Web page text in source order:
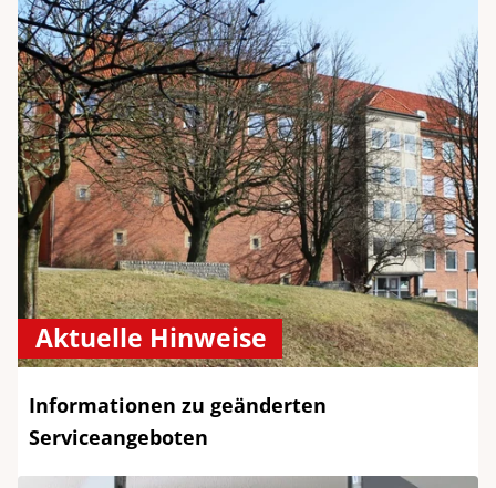
Aktuelle Hinweise
Informationen zu geänderten
Serviceangeboten